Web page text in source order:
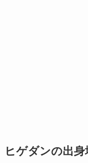
ヒゲダンの出